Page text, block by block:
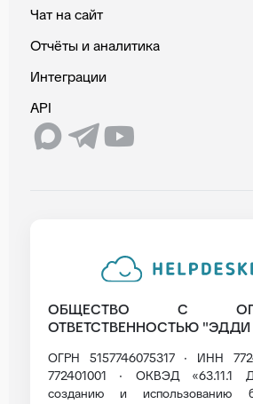
Чат на сайт
Отчёты и аналитика
Интеграции
API
ОБЩЕСТВО С
ОТВЕТСТВЕННОСТЬЮ "ЭДДИ
ОГРН 5157746075317 · ИНН
772401001 · ОКВЭД «63.11.1
созданию и